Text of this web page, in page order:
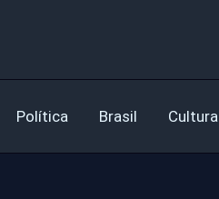
Política Brasil Cultura